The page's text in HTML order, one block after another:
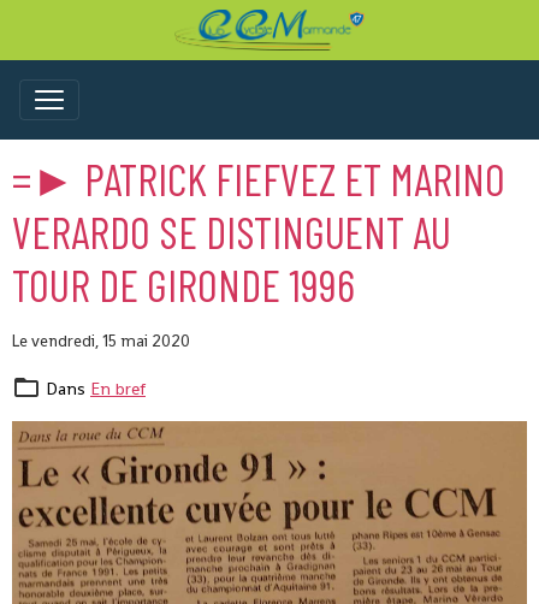
=► PATRICK FIEFVEZ ET MARINO
VERARDO SE DISTINGUENT AU
TOUR DE GIRONDE 1996
Le vendredi, 15 mai 2020
Dans En bref